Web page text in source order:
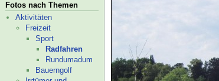
Fotos nach Themen
Aktivitäten
Freizeit
Sport
Radfahren
Rund­uma­dum
Bauerngolf